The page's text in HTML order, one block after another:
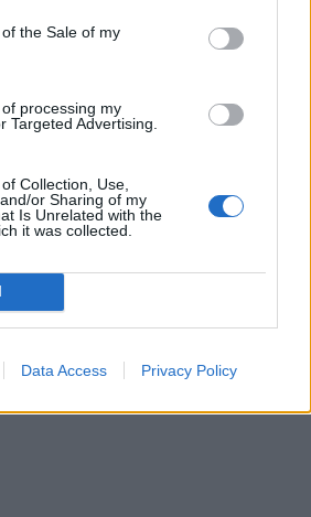
the Sale of my
processing my
Targeted Advertising.
Collection, Use,
or Sharing of my
Is Unrelated with the
it was collected.
Data Access Privacy Policy